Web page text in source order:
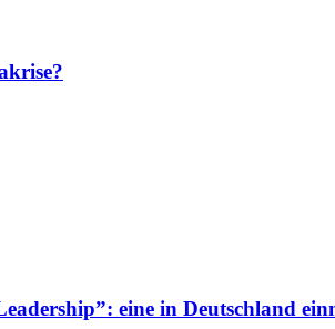
eine in Deutschland